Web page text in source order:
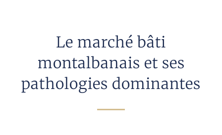
Le marché bâti
montalbanais et ses
pathologies dominantes